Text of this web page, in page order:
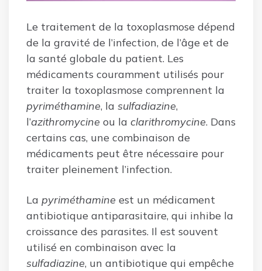
Le traitement de la toxoplasmose dépend
de la gravité de l’infection, de l’âge et de
la santé globale du patient. Les
médicaments couramment utilisés pour
traiter la toxoplasmose comprennent la
pyriméthamine, la sulfadiazine,
l’azithromycine ou la clarithromycine. Dans
certains cas, une combinaison de
médicaments peut être nécessaire pour
traiter pleinement l’infection.
La pyriméthamine est un médicament
antibiotique antiparasitaire, qui inhibe la
croissance des parasites. Il est souvent
utilisé en combinaison avec la
sulfadiazine, un antibiotique qui empêche